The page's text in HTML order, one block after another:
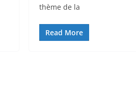
thème de la
Read More